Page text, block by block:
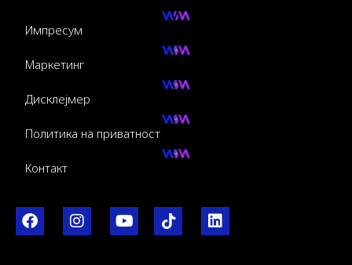
Импресум
Маркетинг
Дисклејмер
Политика на приватност
Контакт
F
a
I
n
Y
o
I
c
L
i